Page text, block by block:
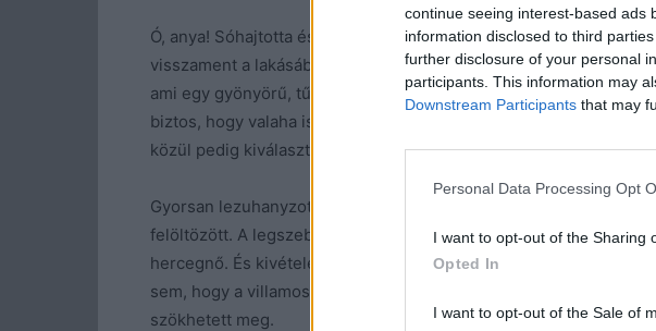
continue seeing interest-based ads
information disclosed to third
further disclosure of your personal
participants. This information may
Downstream Participants that may
Personal Data Processing Opt
I want to opt-out of the Sharing
Opted In
I want to opt-out of the Sale of
Ó, anya! Sóhajtotta és a kézfejével letörölte az arcáról a
visszament a lakásába, egyenesen a hálószobájába. A szekrény
ami egy gyönyörű, tűsarkú szandált rejtett. Még a télen vette
biztos, hogy valaha is fel fogja venni, de egyszerűen nem tudta
közül pedig kiválasztotta a kedvencét. Egy csipke nyakú
Gyorsan lezuhanyzott, megtörölközött és kisminkelte magát. A
felöltözött. A legszebb ruhájában és cipőjében, a tiarával a fején
hercegnő. És kivételesen úgy is érezte magát. Nem érdekelte,
sem, hogy a villamoson is úgy néznek rá, mintha azt találgatnák,
szökhetett meg.